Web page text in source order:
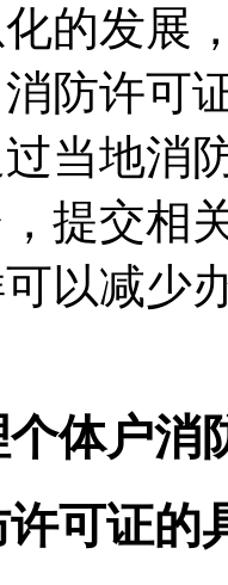
的发展
防许可
当地消
提交相
以减少
体户消
可证的